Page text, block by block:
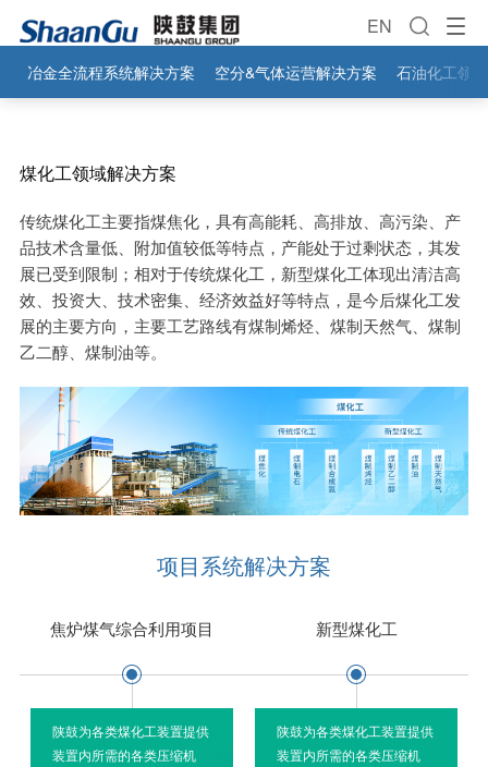
EN
冶金全流程系统解决方案 空分&气体运营解决方案 石油化工领
煤化工领域解决方案
传统煤化工主要指煤焦化，具有高能耗、高排放、高污染、产
品技术含量低、附加值较低等特点，产能处于过剩状态，其发
展已受到限制；相对于传统煤化工，新型煤化工体现出清洁高
效、投资大、技术密集、经济效益好等特点，是今后煤化工发
展的主要方向，主要工艺路线有煤制烯烃、煤制天然气、煤制
乙二醇、煤制油等。
项目系统解决方案
焦炉煤气综合利用项目 新型煤化工
陕鼓为各类煤化工装置提供
装置内所需的各类压缩机
陕鼓为各类煤化工装置提供
装置内所需的各类压缩机